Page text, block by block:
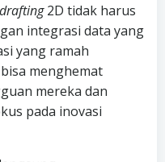
drafting2D tidak harus
integrasi data yang
yang ramah
menghemat
mereka dan
pada inovasi